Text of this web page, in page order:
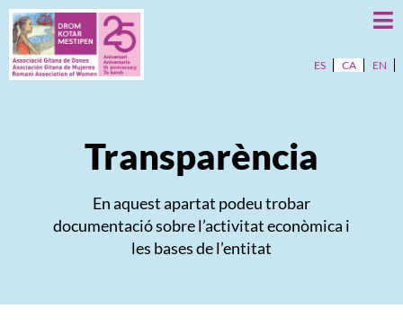
ES CA EN
Transparència
En aquest apartat podeu trobar
documentació sobre l’activitat econòmica i
les bases de l’entitat